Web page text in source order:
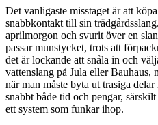
Det vanligaste misstaget är att
snabbkontakt till sin
aprilmorgon och svurit över en
passar munstycket, trots att
det är lockande att snåla in och
vattenslang på Jula eller Bauhaus,
när man måste byta ut trasiga
snabbt både tid och pengar,
ett system som funkar ihop.